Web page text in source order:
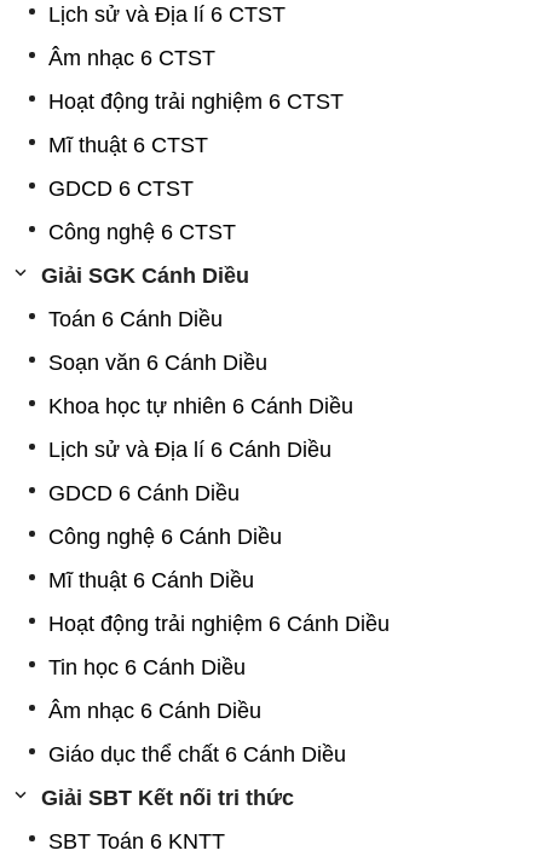
Lịch sử và Địa lí 6 CTST
Âm nhạc 6 CTST
Hoạt động trải nghiệm 6 CTST
Mĩ thuật 6 CTST
GDCD 6 CTST
Công nghệ 6 CTST
Giải SGK Cánh Diều
Toán 6 Cánh Diều
Soạn văn 6 Cánh Diều
Khoa học tự nhiên 6 Cánh Diều
Lịch sử và Địa lí 6 Cánh Diều
GDCD 6 Cánh Diều
Công nghệ 6 Cánh Diều
Mĩ thuật 6 Cánh Diều
Hoạt động trải nghiệm 6 Cánh Diều
Tin học 6 Cánh Diều
Âm nhạc 6 Cánh Diều
Giáo dục thể chất 6 Cánh Diều
Giải SBT Kết nối tri thức
SBT Toán 6 KNTT